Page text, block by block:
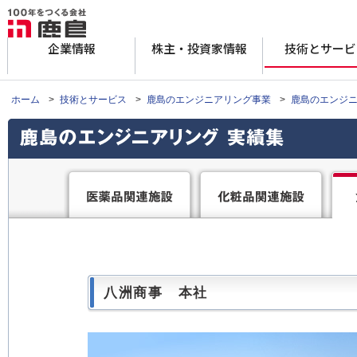
企業情報 株主・投資家情報 技術とサー
ホーム > 技術とサービス > 鹿島のエンジニアリング事業 > 鹿島のエンジ
八洲商事 本社